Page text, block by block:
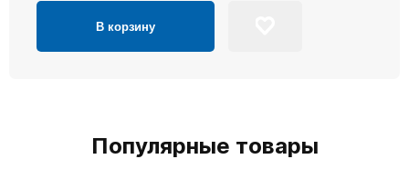
В корзину
Популярные товары